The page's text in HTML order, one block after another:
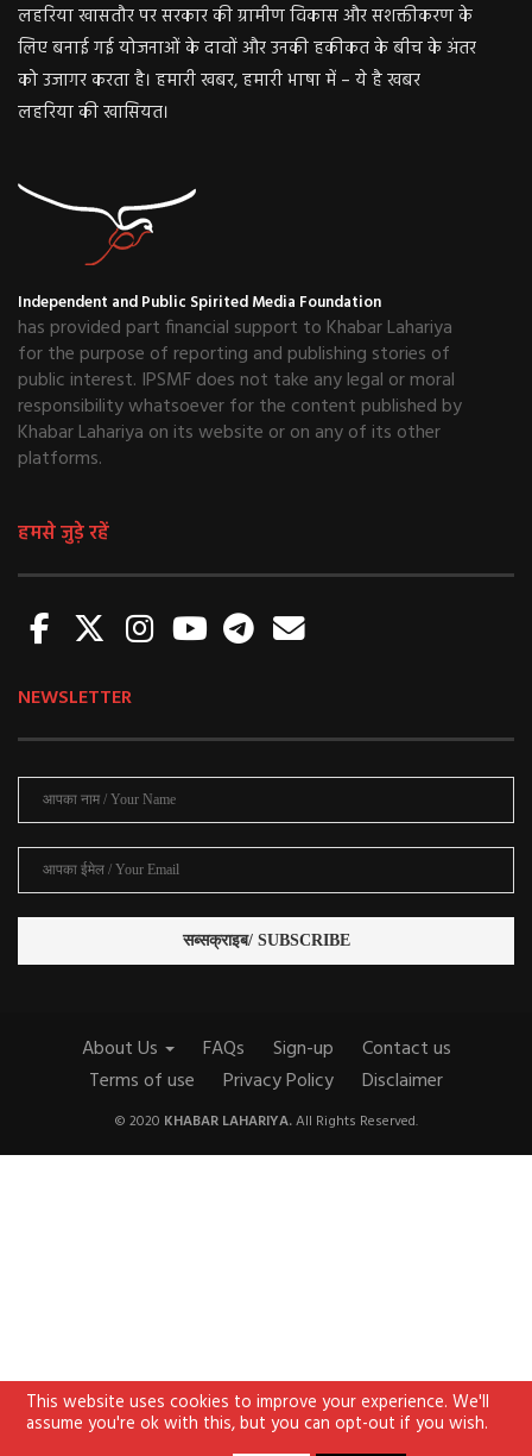
लहरिया खासतौर पर सरकार की ग्रामीण विकास और सशक्तीकरण के
लिए बनाई गई योजनाओं के दावों और उनकी हकीकत के बीच के अंतर
को उजागर करता है। हमारी खबर, हमारी भाषा में – ये है खबर
लहरिया की खासियत।
Independent and Public Spirited Media Foundation
has provided part financial support to Khabar Lahariya
for the purpose of reporting and publishing stories of
public interest. IPSMF does not take any legal or moral
responsibility whatsoever for the content published by
Khabar Lahariya on its website or on any of its other
platforms.
हमसे जुड़े रहें
NEWSLETTER
About Us FAQs Sign-up
Contact us
Terms of use
Privacy Policy Disclaimer
© 2020 KHABAR LAHARIYA.All Rights Reserved.
This website uses cookies to improve your experience. We'll
assume you're ok with this, but you can opt-out if you wish.